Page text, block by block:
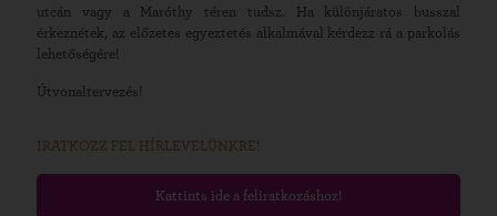
utcán vagy a Maróthy téren tudsz. Ha különjáratos busszal
érkeznétek, az előzetes egyeztetés alkalmával kérdezz rá a parkolás
lehetőségére!
Útvonaltervezés!
IRATKOZZ FEL HÍRLEVELÜNKRE!
Kattints ide a feliratkozáshoz!